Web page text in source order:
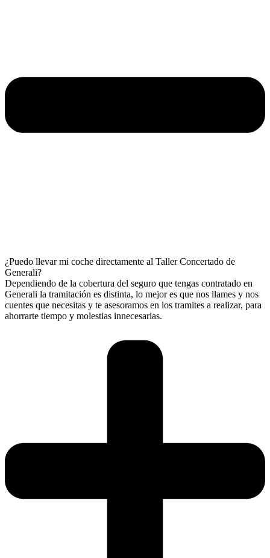
¿Puedo llevar mi coche directamente al Taller Concertado de
Generali?
Dependiendo de la cobertura del seguro que tengas contratado en
Generali la tramitación es distinta, lo mejor es que nos llames y nos
cuentes que necesitas y te asesoramos en los tramites a realizar, para
ahorrarte tiempo y molestias innecesarias.